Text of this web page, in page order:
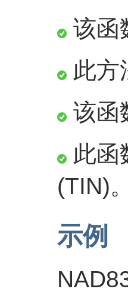
该函
此方
该函
此函
(TIN)。
示例